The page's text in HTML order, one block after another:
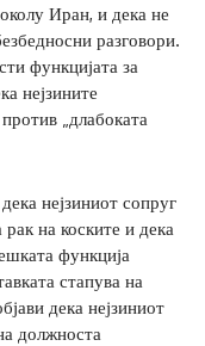
Иран, и дека не
разговори.
функцијата за
нејзините
„длабоката
нејзиниот сопруг
на коските и дека
функција
стапува на
дека нејзиниот
должноста